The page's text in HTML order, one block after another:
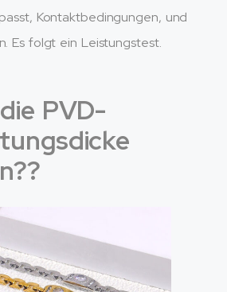
Kontaktbedingungen, und
Es folgt ein Leistungstest.
PVD-